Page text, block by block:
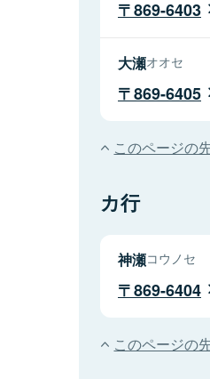
869-6403
大瀬オオセ
869-6405
このページの
カ行
神瀬コウノセ
869-6404
このページの